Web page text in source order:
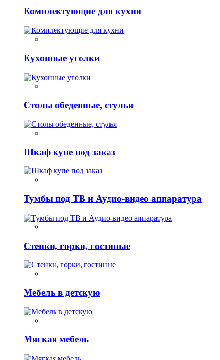
Комплектующие для кухни
Кухонные уголки
Столы обеденные, стулья
Шкаф купе под заказ
Тумбы под ТВ и Аудио-видео аппаратура
Стенки, горки, гостиные
Мебель в детскую
Мягкая мебель